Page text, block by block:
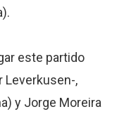
este partido
Leverkusen-,
y Jorge Moreira